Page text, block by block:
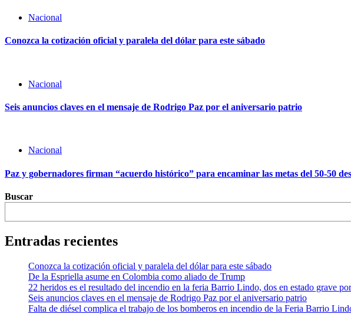
Nacional
Conozca la cotización oficial y paralela del dólar para este sábado
Nacional
Seis anuncios claves en el mensaje de Rodrigo Paz por el aniversario patrio
Nacional
Paz y gobernadores firman “acuerdo histórico” para encaminar las metas del 50-50
Buscar
Entradas recientes
Conozca la cotización oficial y paralela del dólar para este sábado
De la Espriella asume en Colombia como aliado de Trump
22 heridos es el resultado del incendio en la feria Barrio Lindo, dos en estado grave
Seis anuncios claves en el mensaje de Rodrigo Paz por el aniversario patrio
Falta de diésel complica el trabajo de los bomberos en incendio de la Feria Barrio